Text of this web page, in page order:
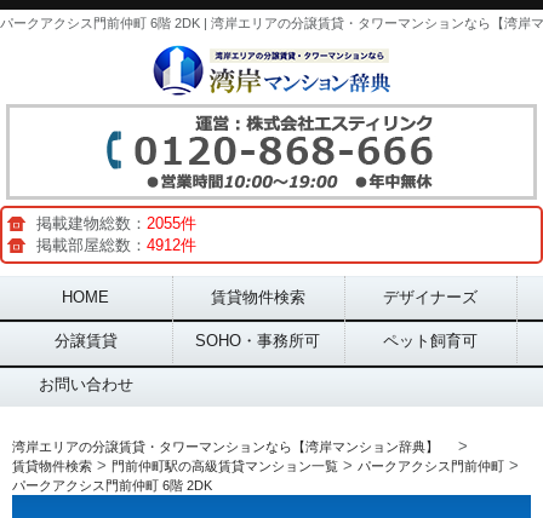
掲載建物総数： 2055件
掲載部屋総数： 4912件
Main menu
HOME 賃貸物件検索 デザイナーズ
分譲賃貸 SOHO・事務所可 ペット飼育可
お問い合わせ
湾岸エリアの分譲賃貸・タワーマンションなら【湾岸マンション辞典】 >
賃貸物件検索 > 門前仲町駅の高級賃貸マンション一覧 > パークアクシス門前仲町 >
パークアクシス門前仲町 6階 2DK